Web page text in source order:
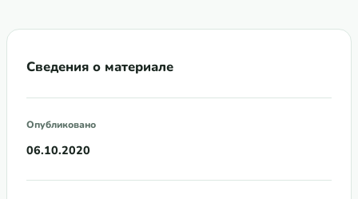
Сведения о материале
Опубликовано
06.10.2020